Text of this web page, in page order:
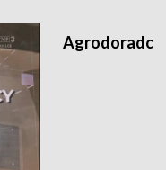
Agrodoradcy